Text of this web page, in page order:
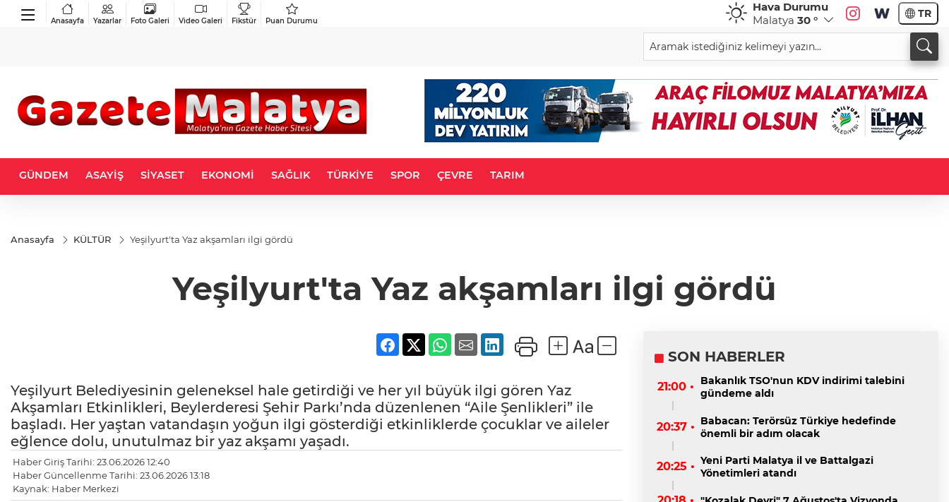
Anasayfa Yazarlar Foto Galeri Video Galeri Fikstür Puan Durumu
Hava Durumu
Malatya 30 ° TR
GÜNDEM ASAYİŞ SİYASET EKONOMİ SAĞLIK TÜRKİYE SPOR ÇEVRE TARIM
Anasayfa KÜLTÜR Yeşilyurt'ta Yaz akşamları ilgi gördü
Yeşilyurt'ta Yaz akşamları ilgi gördü
Yeşilyurt Belediyesinin geleneksel hale getirdiği ve her yıl büyük ilgi gören Yaz
Akşamları Etkinlikleri, Beylerderesi Şehir Parkı’nda düzenlenen “Aile Şenlikleri” ile
başladı. Her yaştan vatandaşın yoğun ilgi gösterdiği etkinliklerde çocuklar ve aileler
eğlence dolu, unutulmaz bir yaz akşamı yaşadı.
Haber Giriş Tarihi: 23.06.2026 12:40
Haber Güncellenme Tarihi: 23.06.2026 13:18
Kaynak: Haber Merkezi
SON HABERLER
21:00 •
Bakanlık TSO'nun KDV indirimi talebini
gündeme aldı
20:37 • Babacan: Terörsüz Türkiye hedefinde
önemli bir adım olacak
20:25 • Yeni Parti Malatya il ve Battalgazi
Yönetimleri atandı